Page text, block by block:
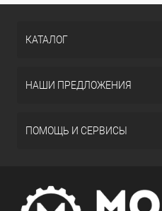
КАТАЛОГ
НАШИ ПРЕДЛОЖЕНИЯ
ПОМОЩЬ И СЕРВИСЫ